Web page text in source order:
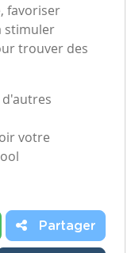
favoriser
stimuler
trouver des
votre
Partager